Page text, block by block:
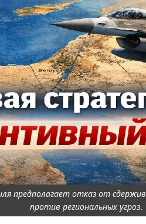
предполагает отказ от
против региональных угроз.